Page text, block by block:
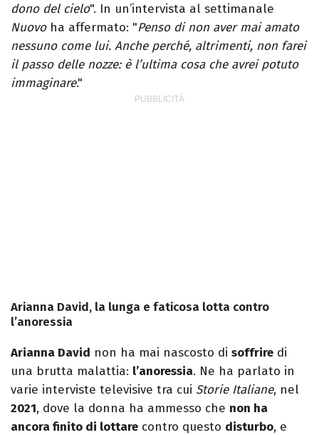
dono del cielo". In un’intervista al settimanale
Nuovoha affermato: "Penso di non aver mai amato
nessuno come lui. Anche perché, altrimenti, non farei
il passo delle nozze: è l’ultima cosa che avrei potuto
immaginare."
Arianna David, la lunga e faticosa lotta contro
l’anoressia
Arianna David non ha mai nascosto di soffrire di
una brutta malattia: l’anoressia. Ne ha parlato in
varie interviste televisive tra cui Storie Italiane, nel
2021, dove la donna ha ammesso che non ha
ancora finito di lottare contro questo disturbo, e